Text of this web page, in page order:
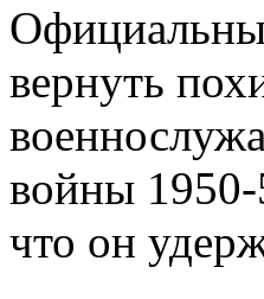
вернуть
войны 1950-
что он